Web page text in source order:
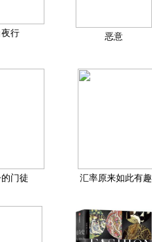
夜行 恶意
门徒 汇率原来如此有趣